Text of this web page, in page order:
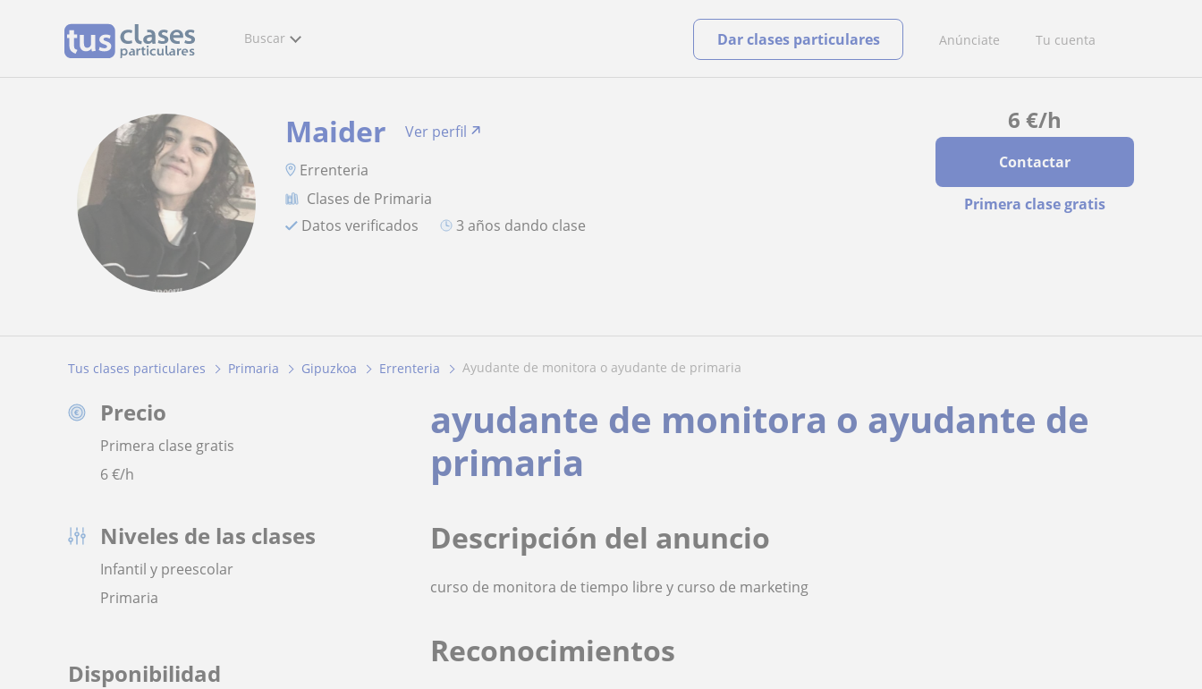
Buscar Anúnciate Tu cuenta
Dar clases particulares
6 €/h
Contactar
Primera clase gratis
Maider
Ver perfil
Errenteria
Clases de Primaria
Datos verificados
3 años dando clase
Tus clases particulares Primaria Gipuzkoa Errenteria ayudante de monitora o ayudante de primaria
Precio
Primera clase gratis
6€/h
Niveles de las clases
Infantil y preescolar
Primaria
Disponibilidad
ayudante de monitora o ayudante de
primaria
Descripción del anuncio
curso de monitora de tiempo libre y curso de marketing
Reconocimientos